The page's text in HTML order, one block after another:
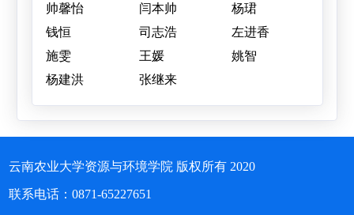
帅馨怡
闫本帅
杨珺
钱恒
司志浩
左进香
施雯
王媛
姚智
杨建洪
张继来
云南农业大学资源与环境学院 版权所有 2020
联系电话：0871-65227651